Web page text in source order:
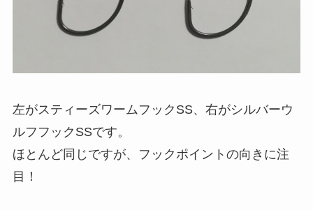
左がスティーズワームフックSS、右がシルバーウ
ルフフックSSです。
ほとんど同じですが、フックポイントの向きに注
目！